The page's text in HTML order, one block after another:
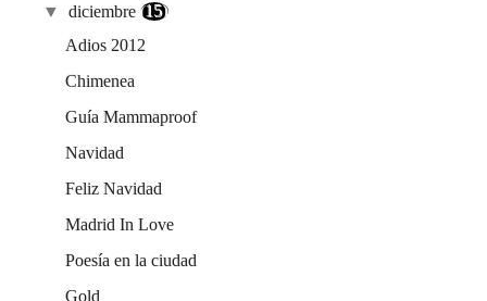
▼diciembre (15)
Adios 2012
Chimenea
Guía Mammaproof
Navidad
Feliz Navidad
Madrid In Love
Poesía en la ciudad
Gold